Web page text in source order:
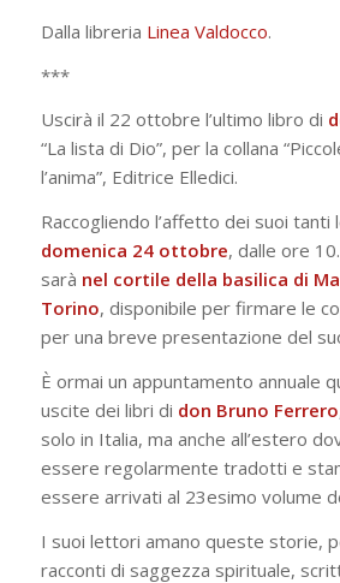
Dalla libreria Linea Valdocco.
***
Uscirà il 22 ottobre l’ultimo libro di
“La lista di Dio”, per la collana
l’anima”, Editrice Elledici.
Raccogliendo l’affetto dei suoi
domenica 24 ottobre, dalle ore
sarà nel cortile della basilica di
Torino, disponibile per firmare le
per una breve presentazione del
È ormai un appuntamento annuale
uscite dei libri di don Bruno Ferrero
solo in Italia, ma anche all’estero
essere regolarmente tradotti e
essere arrivati al 23esimo volume
I suoi lettori amano queste storie,
racconti di saggezza spirituale,